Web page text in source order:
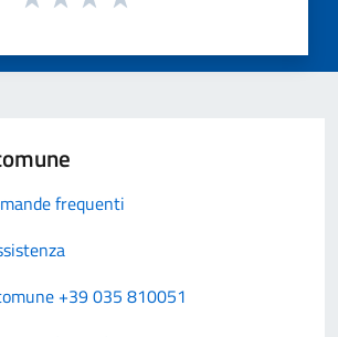
frequenti
+39 035 810051